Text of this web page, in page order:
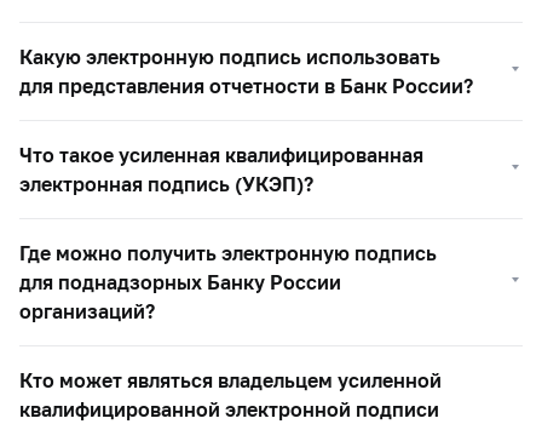
Какую электронную подпись использовать
для представления отчетности в Банк России?
Что такое усиленная квалифицированная
электронная подпись (УКЭП)?
Где можно получить электронную подпись
для поднадзорных Банку России
организаций?
Кто может являться владельцем усиленной
квалифицированной электронной подписи